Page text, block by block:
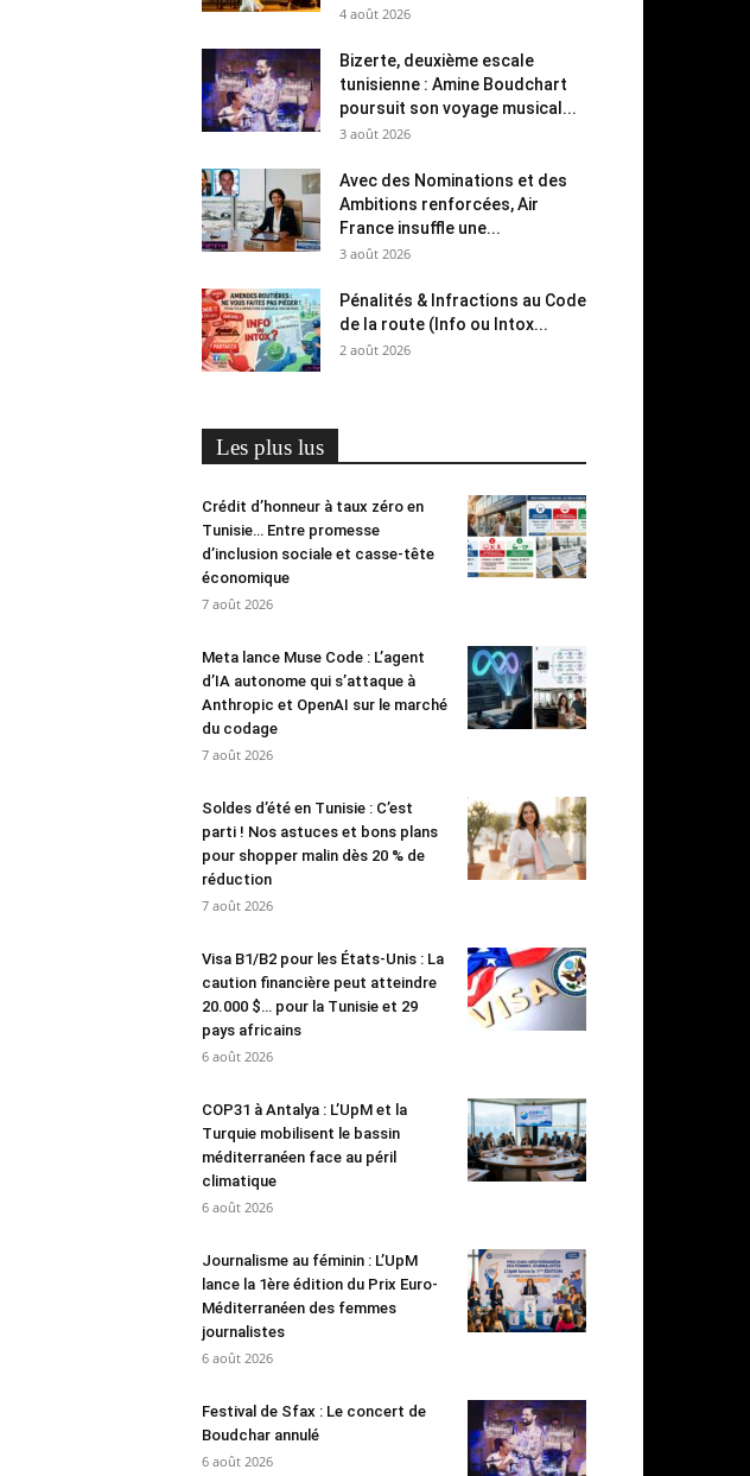
4 août 2026
Bizerte, deuxième escale
tunisienne : Amine Boudchart
poursuit son voyage musical...
3 août 2026
Avec des Nominations et des
Ambitions renforcées, Air
France insuffle une...
3 août 2026
Pénalités & Infractions au Code
de la route (Info ou Intox...
2 août 2026
Les plus lus
Crédit d’honneur à taux zéro en
Tunisie… Entre promesse
d’inclusion sociale et casse-tête
économique
7 août 2026
Meta lance Muse Code : L’agent
d’IA autonome qui s’attaque à
Anthropic et OpenAI sur le marché
du codage
7 août 2026
Soldes d’été en Tunisie : C’est
parti ! Nos astuces et bons plans
pour shopper malin dès 20 % de
réduction
7 août 2026
Visa B1/B2 pour les États-Unis : La
caution financière peut atteindre
20.000 $… pour la Tunisie et 29
pays africains
6 août 2026
COP31 à Antalya : L’UpM et la
Turquie mobilisent le bassin
méditerranéen face au péril
climatique
6 août 2026
Journalisme au féminin : L’UpM
lance la 1ère édition du Prix Euro-
Méditerranéen des femmes
journalistes
6 août 2026
Festival de Sfax : Le concert de
Boudchar annulé
6 août 2026